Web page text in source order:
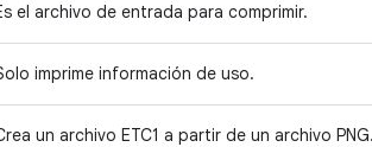
el archivo de entrada para comprimir.
imprime información de uso.
un archivo ETC1 a partir de un archivo